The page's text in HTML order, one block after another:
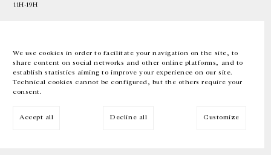
We use cookies in order to facilitate your navigation on the site, to
share content on social networks and other online platforms, and to
establish statistics aiming to improve your experience on our site.
Technical cookies cannot be configured, but the others require your
consent.
Accept all Decline all Customize
11H-19H
EN FR 中文 Facebook Instagram
Inscrivez-vous à notre newsletter